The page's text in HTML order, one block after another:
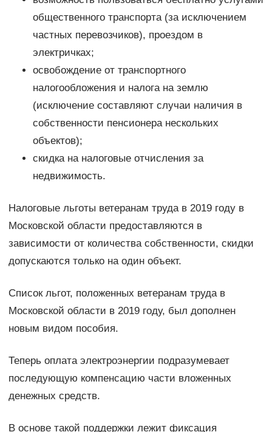
общественного транспорта (за исключением
частных перевозчиков), проездом в
электричках;
освобождение от транспортного
налогообложения и налога на землю
(исключение составляют случаи наличия в
собственности пенсионера нескольких
объектов);
скидка на налоговые отчисления за
недвижимость.
Налоговые льготы ветеранам труда в 2019 году в
Московской области предоставляются в
зависимости от количества собственности, скидки
допускаются только на один объект.
Список льгот, положенных ветеранам труда в
Московской области в 2019 году, был дополнен
новым видом пособия.
Теперь оплата электроэнергии подразумевает
последующую компенсацию части вложенных
денежных средств.
В основе такой поддержки лежит фиксация